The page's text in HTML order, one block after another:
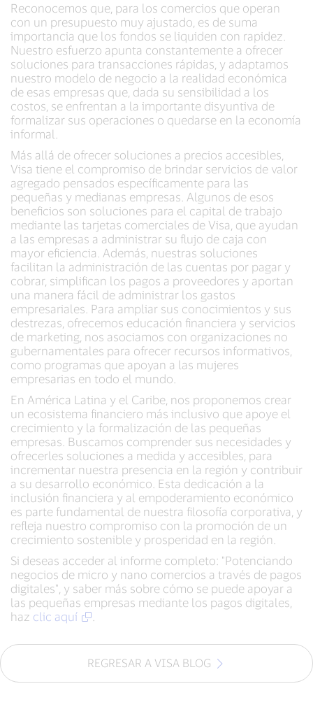
Reconocemos que, para los comercios que operan
con un presupuesto muy ajustado, es de suma
importancia que los fondos se liquiden con rapidez.
Nuestro esfuerzo apunta constantemente a ofrecer
soluciones para transacciones rápidas, y adaptamos
nuestro modelo de negocio a la realidad económica
de esas empresas que, dada su sensibilidad a los
costos, se enfrentan a la importante disyuntiva de
formalizar sus operaciones o quedarse en la economía
informal.
Más allá de ofrecer soluciones a precios accesibles,
Visa tiene el compromiso de brindar servicios de valor
agregado pensados específicamente para las
pequeñas y medianas empresas. Algunos de esos
beneficios son soluciones para el capital de trabajo
mediante las tarjetas comerciales de Visa, que ayudan
a las empresas a administrar su flujo de caja con
mayor eficiencia. Además, nuestras soluciones
facilitan la administración de las cuentas por pagar y
cobrar, simplifican los pagos a proveedores y aportan
una manera fácil de administrar los gastos
empresariales. Para ampliar sus conocimientos y sus
destrezas, ofrecemos educación financiera y servicios
de marketing, nos asociamos con organizaciones no
gubernamentales para ofrecer recursos informativos,
como programas que apoyan a las mujeres
empresarias en todo el mundo.
En América Latina y el Caribe, nos proponemos crear
un ecosistema financiero más inclusivo que apoye el
crecimiento y la formalización de las pequeñas
empresas. Buscamos comprender sus necesidades y
ofrecerles soluciones a medida y accesibles, para
incrementar nuestra presencia en la región y contribuir
a su desarrollo económico. Esta dedicación a la
inclusión financiera y al empoderamiento económico
es parte fundamental de nuestra filosofía corporativa, y
refleja nuestro compromiso con la promoción de un
crecimiento sostenible y prosperidad en la región.
Si deseas acceder al informe completo: "Potenciando
negocios de micro y nano comercios a través de pagos
digitales", y saber más sobre cómo se puede apoyar a
las pequeñas empresas mediante los pagos digitales,
haz clic aquí
REGRESAR A VISA BLOG